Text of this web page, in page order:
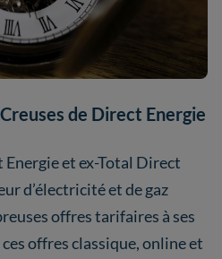
de Direct Energie
Energie et ex-Total Direct
d’électricité et de gaz
offres tarifaires à ses
offres classique, online et